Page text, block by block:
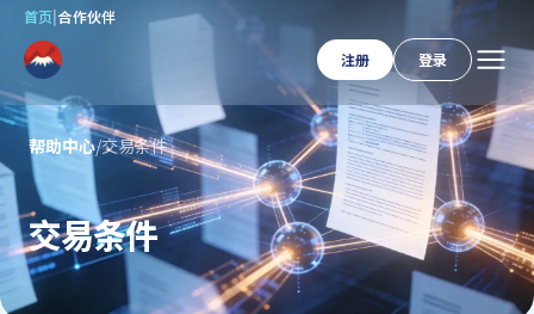
首页|合作伙伴
注册 登录
帮助中心/交易条件
交易条件